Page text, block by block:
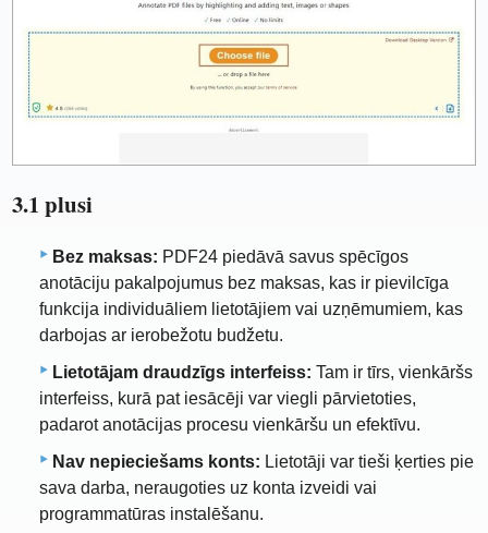
3.1 plusi
Bez maksas: PDF24 piedāvā savus spēcīgos
anotāciju pakalpojumus bez maksas, kas ir pievilcīga
funkcija individuāliem lietotājiem vai uzņēmumiem, kas
darbojas ar ierobežotu budžetu.
Lietotājam draudzīgs interfeiss: Tam ir tīrs, vienkāršs
interfeiss, kurā pat iesācēji var viegli pārvietoties,
padarot anotācijas procesu vienkāršu un efektīvu.
Nav nepieciešams konts: Lietotāji var tieši ķerties pie
sava darba, neraugoties uz konta izveidi vai
programmatūras instalēšanu.